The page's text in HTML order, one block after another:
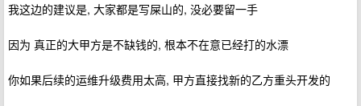
我这边的建议是, 大家都是写屎山的, 没必要留一手
因为 真正的大甲方是不缺钱的, 根本不在意已经打的水漂
你如果后续的运维升级费用太高, 甲方直接找新的乙方重头开发的